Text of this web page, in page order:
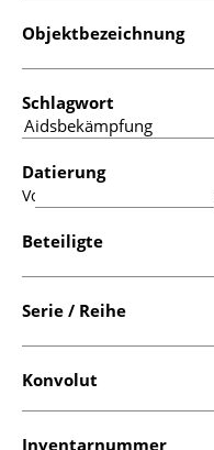
Objektbezeichnung
Schlagwort
Datierung
Von:
Beteiligte
Serie / Reihe
Konvolut
Inventarnummer